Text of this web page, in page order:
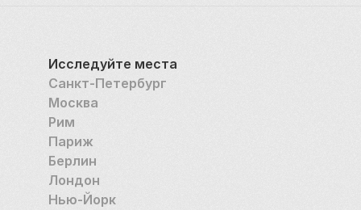
Исследуйте места
Санкт-Петербург
Москва
Рим
Париж
Берлин
Лондон
Нью-Йорк